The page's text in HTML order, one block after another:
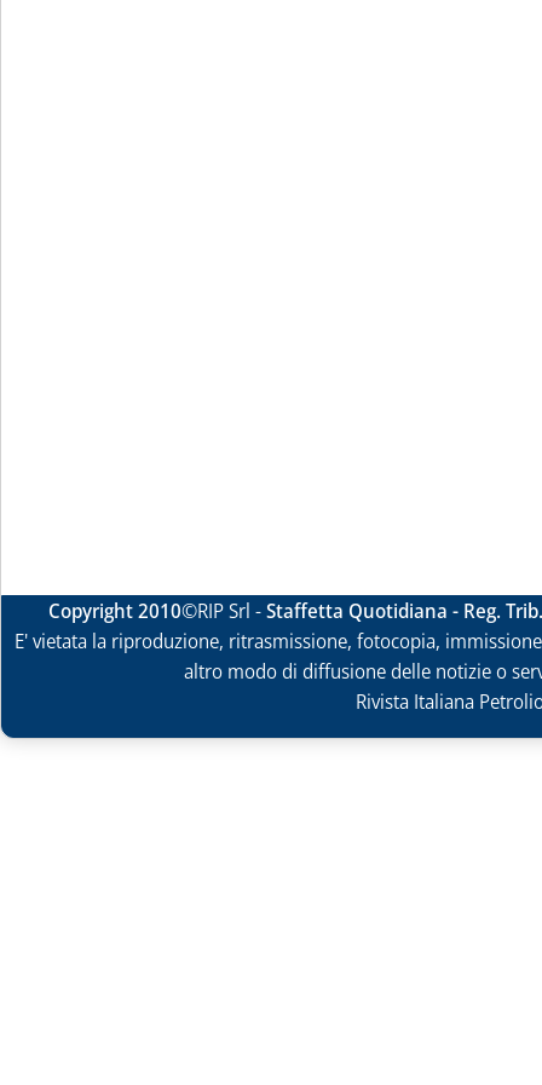
Copyright 2010©RIP Srl -Staffetta Quotidiana - Reg.
E' vietata la riproduzione, ritrasmissione, fotocopia,
altro modo di diffusione delle notizie o
Rivista Italiana